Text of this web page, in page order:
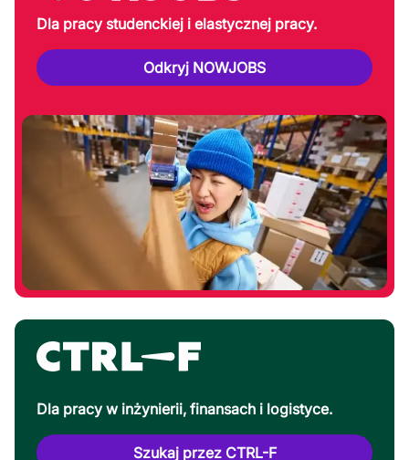
Dla pracy studenckiej i elastycznej pracy.
Odkryj NOWJOBS
Dla pracy w inżynierii, finansach i logistyce.
Szukaj przez CTRL-F